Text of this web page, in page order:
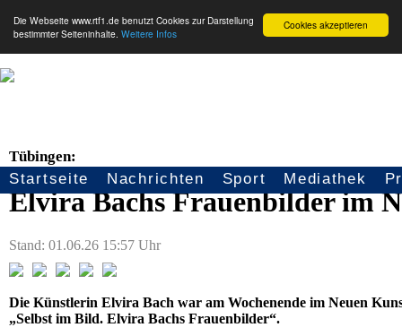
Cookies akzeptieren
Die Webseite www.rtf1.de benutzt Cookies zur Darstellung
bestimmter Seiteninhalte. Weitere Infos
Seitennavigation
Startseite Nachrichten Sport Mediathek
Tübingen:
Elvira Bachs Frauenbilder im
Stand: 01.06.26 15:57 Uhr
Die Künstlerin Elvira Bach war am Wochenende im Neuen
„Selbst im Bild. Elvira Bachs Frauenbilder“.